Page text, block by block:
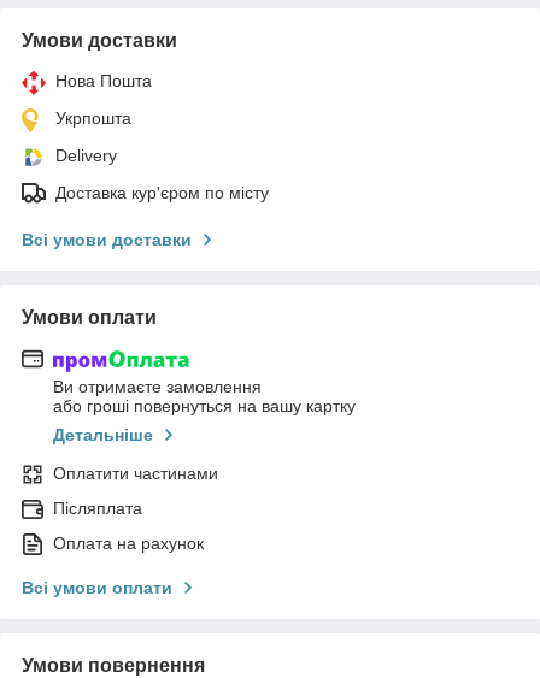
Умови доставки
Нова Пошта
Укрпошта
Delivery
Доставка кур'єром по місту
Всі умови доставки
Умови оплати
Ви отримаєте замовлення
або гроші повернуться на вашу картку
Детальніше
Оплатити частинами
Післяплата
Оплата на рахунок
Всі умови оплати
Умови повернення